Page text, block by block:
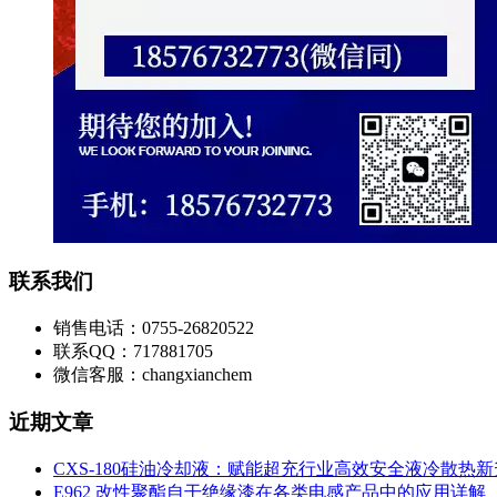
联系我们
销售电话：0755-26820522
联系QQ：717881705
微信客服：changxianchem
近期文章
CXS-180硅油冷却液：赋能超充行业高效安全液冷散热
E962 改性聚酯自干绝缘漆在各类电感产品中的应用详解